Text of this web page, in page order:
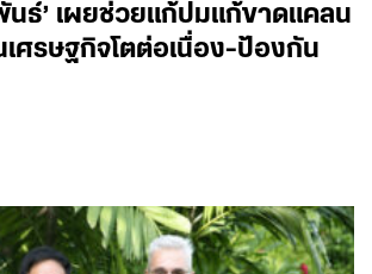
นธ์’ เผยช่วยแก้ปมแก้ขาดแคลน
ศรษฐกิจโตต่อเนื่อง-ป้องกัน